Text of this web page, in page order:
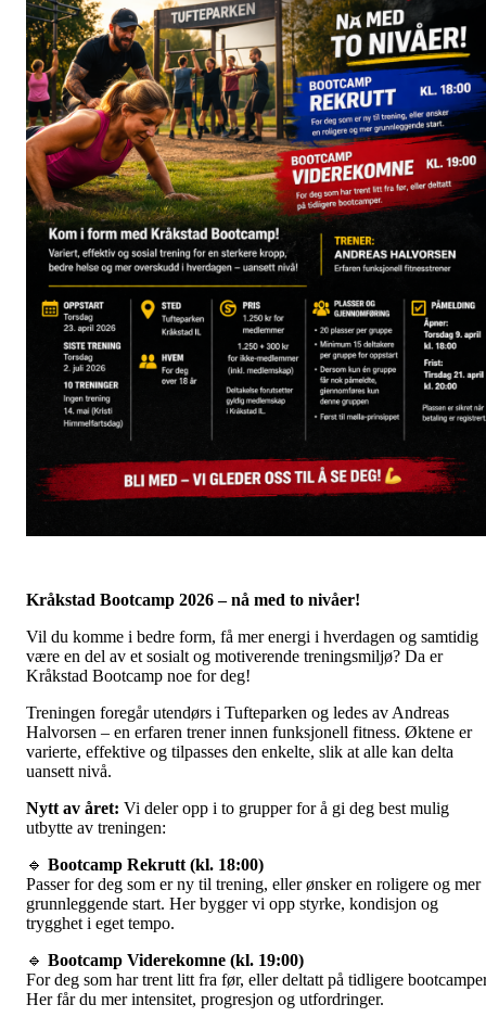
Kråkstad Bootcamp 2026 – nå med to nivåer!
Vil du komme i bedre form, få mer energi i hverdagen og samtidig
være en del av et sosialt og motiverende treningsmiljø? Da er
Kråkstad Bootcamp noe for deg!
Treningen foregår utendørs i Tufteparken og ledes av Andreas
Halvorsen – en erfaren trener innen funksjonell fitness. Øktene er
varierte, effektive og tilpasses den enkelte, slik at alle kan delta
uansett nivå.
Nytt av året: Vi deler opp i to grupper for å gi deg best mulig
utbytte av treningen:
🔹 Bootcamp Rekrutt (kl. 18:00)
Passer for deg som er ny til trening, eller ønsker en roligere og mer
grunnleggende start. Her bygger vi opp styrke, kondisjon og
trygghet i eget tempo.
🔹 Bootcamp Viderekomne (kl. 19:00)
For deg som har trent litt fra før, eller deltatt på tidligere
Her får du mer intensitet, progresjon og utfordringer.